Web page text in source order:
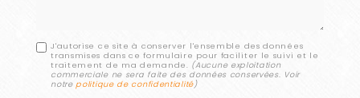
J'autorise ce site à conserver l'ensemble des données
transmises dans ce formulaire pour faciliter le suivi et le
traitement de ma demande. (Aucune exploitation
commerciale ne sera faite des données conservées. Voir
notrepolitique de confidentialité)